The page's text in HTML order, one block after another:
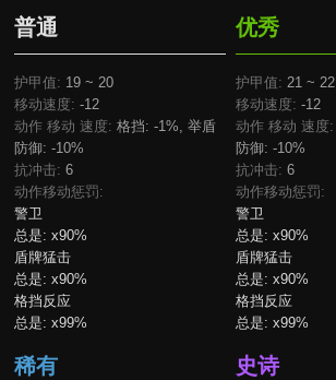
普通
护甲值: 19 ~ 20
移动速度: -12
动作 移动 速度: 格挡: -1%, 举盾
防御: -10%
抗冲击: 6
动作移动惩罚:
警卫
总是: x90%
盾牌猛击
总是: x90%
格挡反应
总是: x99%
优秀
护甲值: 21 ~ 22
移动速度: -12
动作 移动 速度:
防御: -10%
抗冲击: 6
动作移动惩罚:
警卫
总是: x90%
盾牌猛击
总是: x90%
格挡反应
总是: x99%
稀有 史诗